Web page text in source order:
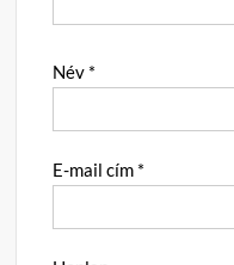
Név *
E-mail cím *